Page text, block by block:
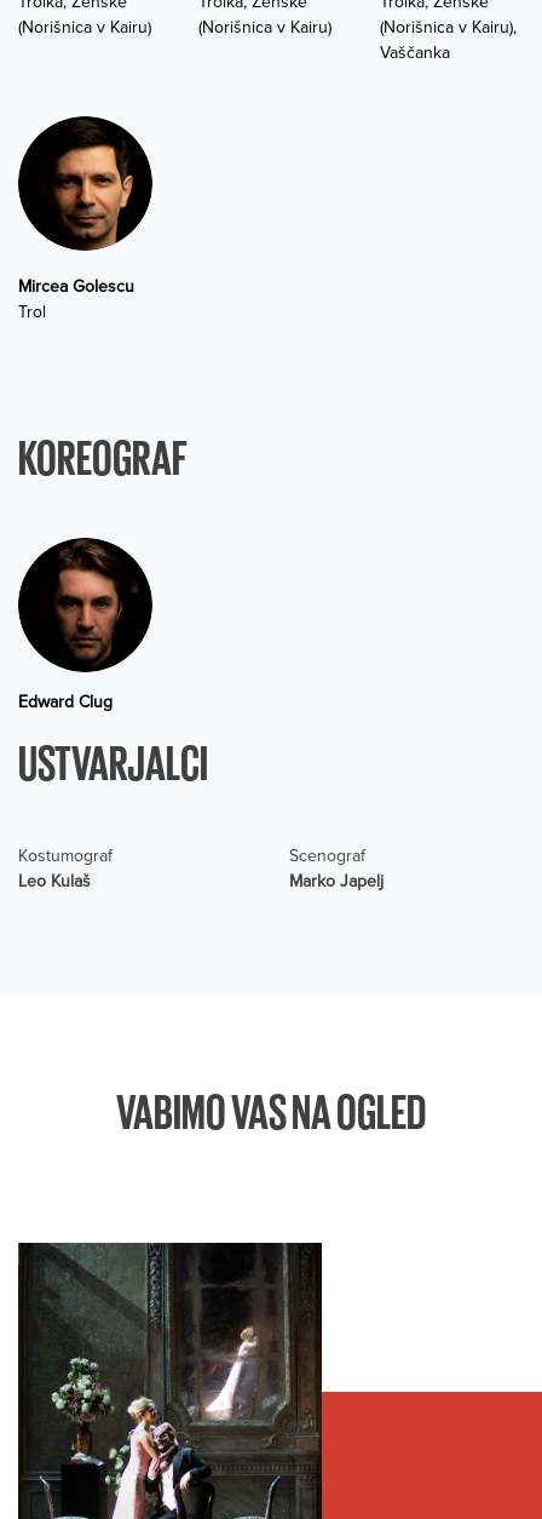
(Norišnica v Kairu)
(Norišnica v Kairu)
(Norišnica v Kairu),
Vaščanka
Mircea Golescu
Trol
KOREOGRAF
Edward Clug
USTVARJALCI
Kostumograf
Leo Kulaš
Scenograf
Marko Japelj
VABIMO VAS NA OGLED